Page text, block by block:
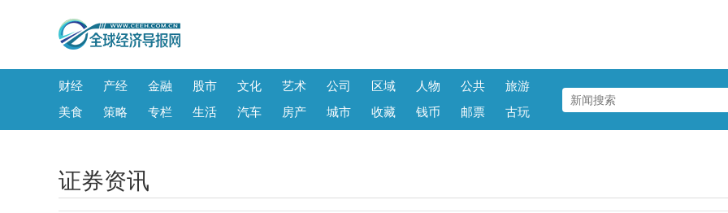
财经 产经 金融 股市 文化 艺术 公司 区域 人物 公共
旅游
美食
策略 专栏 生活 汽车 房产 城市 收藏 钱币 邮票 古玩
证券资讯